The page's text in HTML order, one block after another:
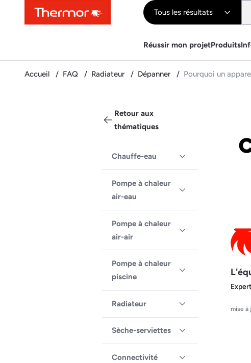
ContenuMenuRecherche Tous les résultats
Réussir mon projetProduits
Accueil FAQ Radiateur Dépanner Pourquoi un
Retour aux
thématiques
Chauffe-eau
Pompe à chaleur
air-eau
Pompe à chaleur
air-air
Pompe à chaleur
piscine
Radiateur
Sèche-serviettes
Connectivité
mise à